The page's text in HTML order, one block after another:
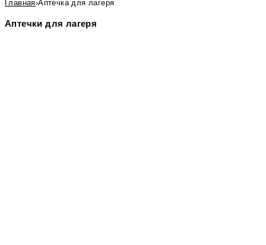
Главная›Аптечка для лагеря
Аптечки для лагеря